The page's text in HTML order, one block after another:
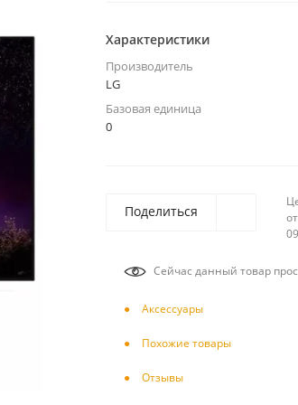
Характеристики
Производитель
LG
Базовая единица
0
Поделиться
Сейчас данный товар
Аксесcуары
Похожие товары
Отзывы